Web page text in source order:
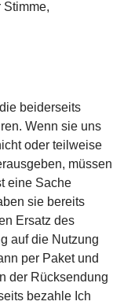
Stimme,
beiderseits
Wenn sie uns
oder teilweise
müssen
eine Sache
sie bereits
Ersatz des
auf die Nutzung
per Paket und
der Rücksendung
bezahle Ich